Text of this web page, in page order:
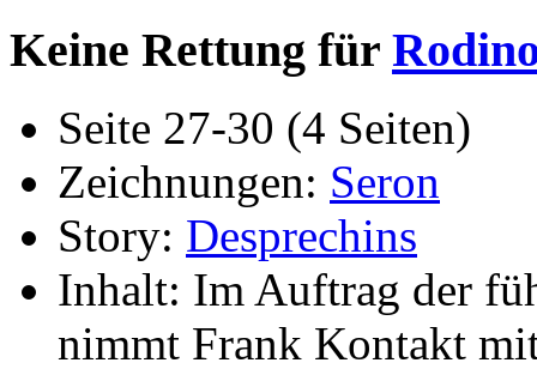
Keine Rettung für
Seite 27-30 (4 Seiten)
Zeichnungen: Seron
Story: Desprechins
Inhalt: Im Auftrag der
nimmt Frank Kontakt